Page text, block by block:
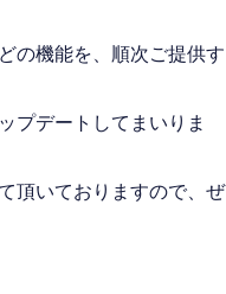
の機能を、順次ご提供す
プデートしてまいりま
頂いておりますので、ぜ